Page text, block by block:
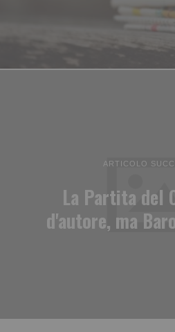
ARTICOLO
La Partita del
d'autore, ma